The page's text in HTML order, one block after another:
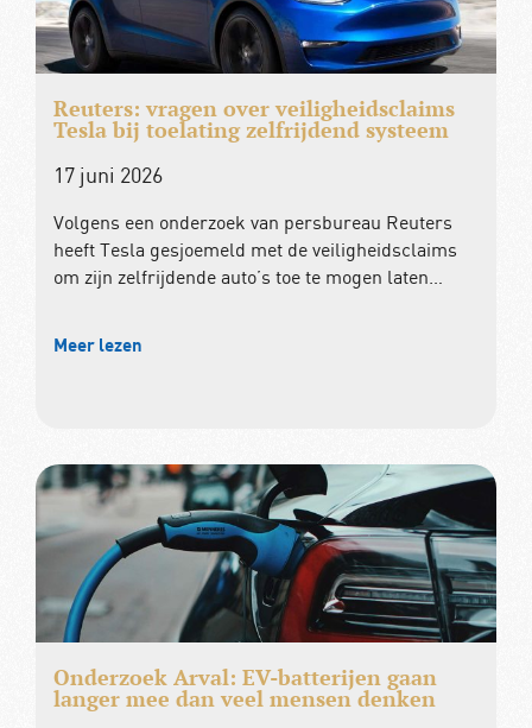
Reuters: vragen over veiligheidsclaims
Tesla bij toelating zelfrijdend systeem
17 juni 2026
Volgens een onderzoek van persbureau Reuters
heeft Tesla gesjoemeld met de veiligheidsclaims
om zijn zelfrijdende auto’s toe te mogen laten…
Meer lezen
Onderzoek Arval: EV-batterijen gaan
langer mee dan veel mensen denken